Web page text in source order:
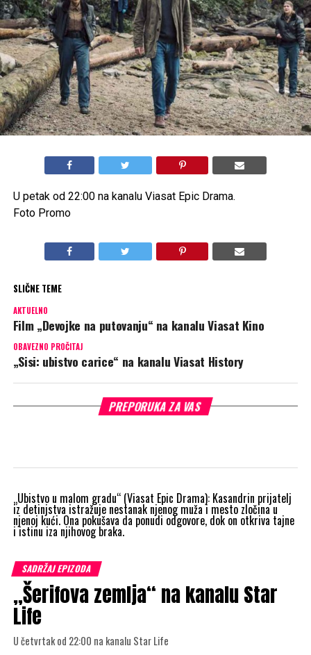
U petak od 22:00 na kanalu Viasat Epic Drama.
Foto Promo
SLIČNE TEME
AKTUELNO
Film „Devojke na putovanju“ na kanalu Viasat Kino
OBAVEZNO PROČITAJ
„Sisi: ubistvo carice“ na kanalu Viasat History
PREPORUKA ZA VAS
„Ubistvo u malom gradu“ (Viasat Epic Drama): Kasandrin prijatelj
iz detinjstva istražuje nestanak njenog muža i mesto zločina u
njenoj kući. Ona pokušava da ponudi odgovore, dok on otkriva tajne
i istinu iza njihovog braka.
SADRŽAJ EPIZODA
„Šerifova zemlja“ na kanalu Star
Life
U četvrtak od 22:00 na kanalu Star Life